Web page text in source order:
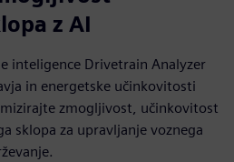
z AI
inteligence Drivetrain Analyzer
in energetske učinkovitosti
zmogljivost, učinkovitost
sklopa za upravljanje voznega